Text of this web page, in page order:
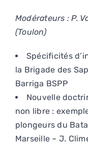
Modérateurs : P.
(Toulon)
Spécificités
la Brigade des
Barriga BSPP
Nouvelle
non libre :
plongeurs du
Marseille – J.